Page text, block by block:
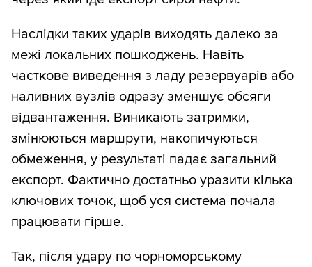
Наслідки таких ударів виходять далеко за
межі локальних пошкоджень. Навіть
часткове виведення з ладу резервуарів або
наливних вузлів одразу зменшує обсяги
відвантаження. Виникають затримки,
змінюються маршрути, накопичуються
обмеження, у результаті падає загальний
експорт. Фактично достатньо уразити кілька
ключових точок, щоб уся система почала
працювати гірше.
Так, після удару по чорноморському